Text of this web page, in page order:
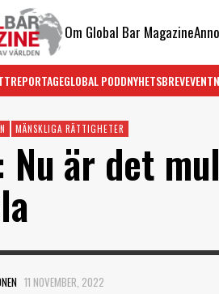
Om Global Bar Magazine
REPORTAGEGLOBAL PODDNYHETSBREVEVENT
MÄNSKLIGA RÄTTIGHETER
Nu är det
11 NOVEMBER, 2022